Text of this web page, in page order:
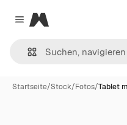
Close menu
Magnific
Startseite/Stock/Fotos/Tablet